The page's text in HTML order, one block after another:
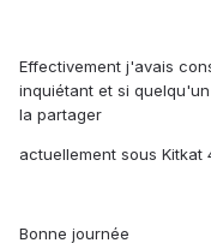
Effectivement j'avais
inquiétant et si
la partager
actuellement sous Kitkat
Bonne journée